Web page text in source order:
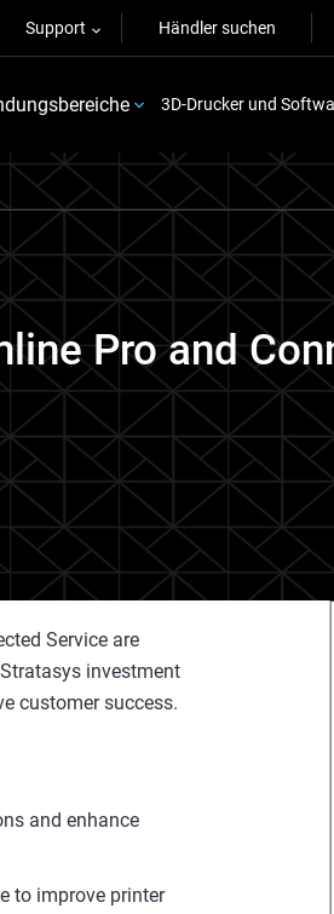
Support Händler suchen
3D-Drucker und
Pro and
Service are
investment
customer success.
and enhance
to improve printer